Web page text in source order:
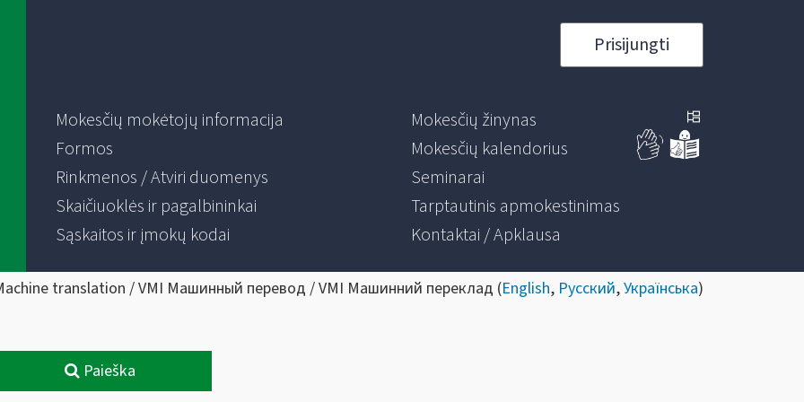
Prisijungti
Mokesčių mokėtojų informacija
Formos
Rinkmenos / Atviri duomenys
Skaičiuoklės ir pagalbininkai
Sąskaitos ir įmokų kodai
Mokesčių žinynas
Mokesčių kalendorius
Seminarai
Tarptautinis apmokestinimas
Kontaktai / Apklausa
translation / VMI Машинный перевод / VMI Машинний переклад (English, Русский,Українська)
Paieška